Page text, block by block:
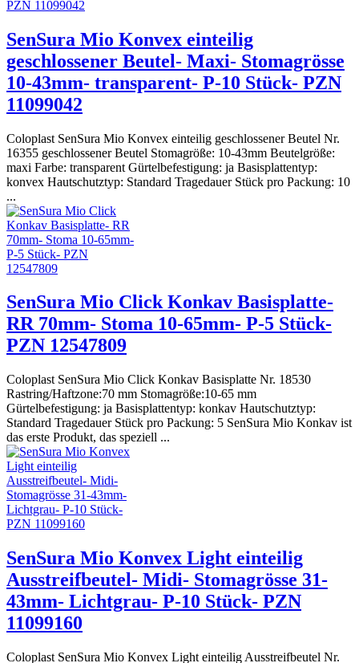
SenSura Mio Konvex einteilig
geschlossener Beutel- Maxi- Stomagrösse
10-43mm- transparent- P-10 Stück- PZN
11099042
Coloplast SenSura Mio Konvex einteilig geschlossener Beutel Nr.
16355 geschlossener Beutel Stomagröße: 10-43mm Beutelgröße:
maxi Farbe: transparent Gürtelbefestigung: ja Basisplattentyp:
konvex Hautschutztyp: Standard Tragedauer Stück pro Packung: 10
...
SenSura Mio Click Konkav Basisplatte-
RR 70mm- Stoma 10-65mm- P-5 Stück-
PZN 12547809
Coloplast SenSura Mio Click Konkav Basisplatte Nr. 18530
Rastring/Haftzone:70 mm Stomagröße:10-65 mm
Gürtelbefestigung: ja Basisplattentyp: konkav Hautschutztyp:
Standard Tragedauer Stück pro Packung: 5 SenSura Mio Konkav ist
das erste Produkt, das speziell ...
SenSura Mio Konvex Light einteilig
Ausstreifbeutel- Midi- Stomagrösse 31-
43mm- Lichtgrau- P-10 Stück- PZN
11099160
Coloplast SenSura Mio Konvex Light einteilig Ausstreifbeutel Nr.